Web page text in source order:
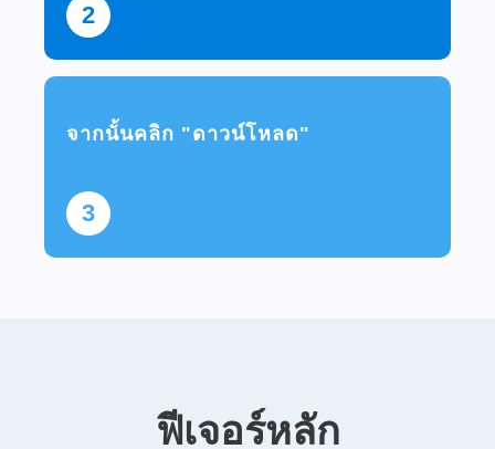
2
3
จากนั้นคลิก "ดาวน์โหลด"
ฟีเจอร์หลัก